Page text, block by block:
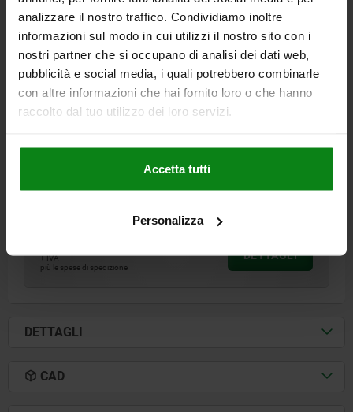
analizzare il nostro traffico. Condividiamo inoltre
informazioni sul modo in cui utilizzi il nostro sito con i
nostri partner che si occupano di analisi dei dati web,
pubblicità e social media, i quali potrebbero combinarle
con altre informazioni che hai fornito loro o che hanno
raccolto dal tuo utilizzo dei loro servizi.
Accetta tutti
Personalizza
FORO AVVITAMENTO VISIB., FORMA:A STANDARD,
MATERIALE CORPO BASE=ACCIAIO INOX FORMA=A
+ IVA
più le spese di spedizione
DETTAGLI
DETTAGLI
CAD